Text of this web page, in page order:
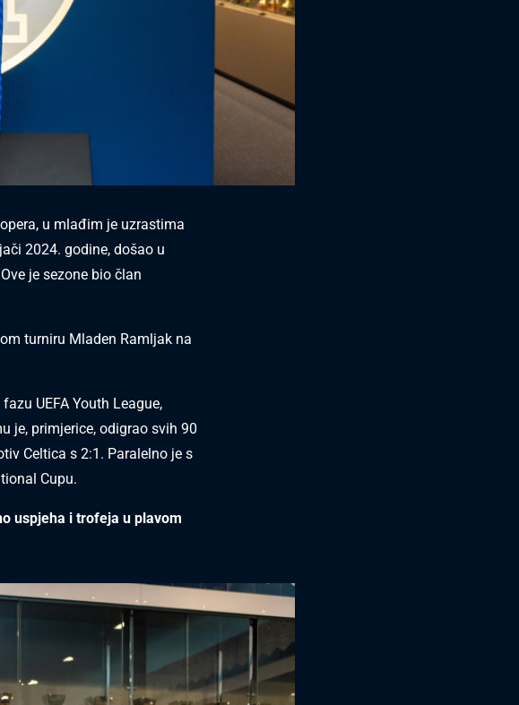
u mlađim je uzrastima
2024. godine, došao u
je sezone bio član
turniru Mladen Ramljak na
UEFA Youth League,
je, primjerice, odigrao svih 90
Celtica s 2:1. Paralelno je s
Cupu.
uspjeha i trofeja u plavom